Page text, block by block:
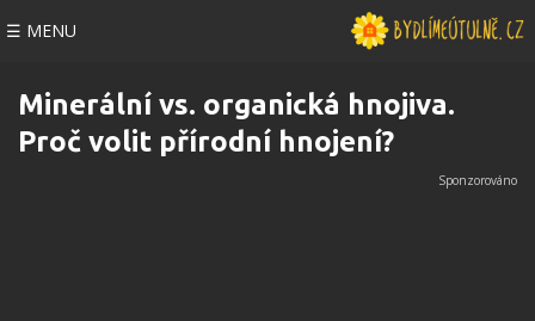
☰ MENU
Minerální vs. organická hnojiva.
Proč volit přírodní hnojení?